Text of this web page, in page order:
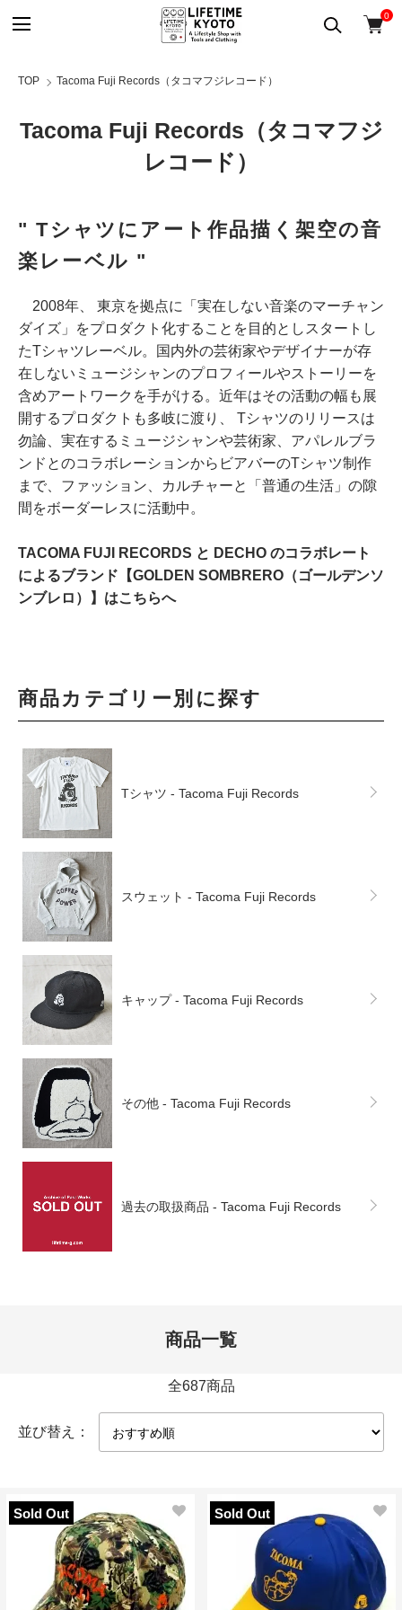
0
TOP Tacoma Fuji Records（タコマフジレコード）
Tacoma Fuji Records（タコマフジ
レコード）
" Tシャツにアート作品描く架空の音
楽レーベル "
2008年、 東京を拠点に「実在しない音楽のマーチャン
ダイズ」をプロダクト化することを目的としスタートし
たTシャツレーベル。国内外の芸術家やデザイナーが存
在しないミュージシャンのプロフィールやストーリーを
含めアートワークを手がける。近年はその活動の幅も展
開するプロダクトも多岐に渡り、 Tシャツのリリースは
勿論、実在するミュージシャンや芸術家、アパレルブラ
ンドとのコラボレーションからビアバーのTシャツ制作
まで、ファッション、カルチャーと「普通の生活」の隙
間をボーダーレスに活動中。
TACOMA FUJI RECORDS と DECHO のコラボレート
によるブランド【GOLDEN SOMBRERO（ゴールデンソ
ンブレロ）】はこちらへ
商品カテゴリー別に探す
Tシャツ - Tacoma Fuji Records
スウェット - Tacoma Fuji Records
キャップ - Tacoma Fuji Records
その他 - Tacoma Fuji Records
過去の取扱商品 - Tacoma Fuji Records
商品一覧
全687商品
並び替え：
Sold Out Sold Out